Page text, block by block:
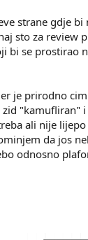
strane gdje
sto za review
se
je prirodno
"kamufliran"
ali nije
da jos
odnosno